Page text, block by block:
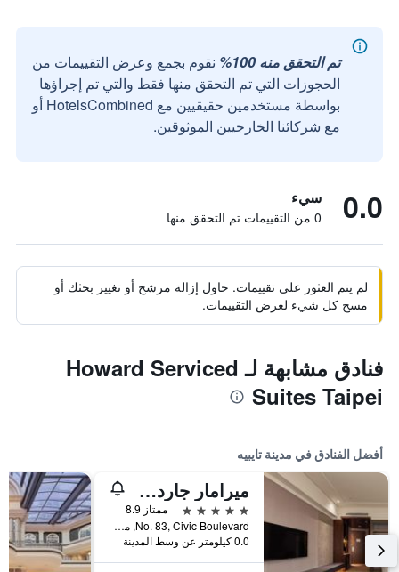
تم التحقق منه 100%
نقوم بجمع وعرض التقييمات من
الحجوزات التي تم التحقق منها فقط والتي تم إجراؤها
بواسطة مستخدمين حقيقيين مع HotelsCombined أو
مع شركائنا الخارجيين الموثوقين.
0.0 سيء
0 من التقييمات تم التحقق منها
لم يتم العثور على تقييمات. حاول إزالة مرشح أو تغيير بحثك أو
مسح كل شيء لعرض التقييمات.
فنادق مشابهة لـ Howard Serviced
Suites Taipei
أفضل الفنادق في مدينة تايبيه
ميرامار جاردن تابييه
5 نجوم
ممتاز 8.9
No. 83, Civic Boulevard, مدينة تايبيه, تايوان
0.0 كيلومتر عن وسط المدينة